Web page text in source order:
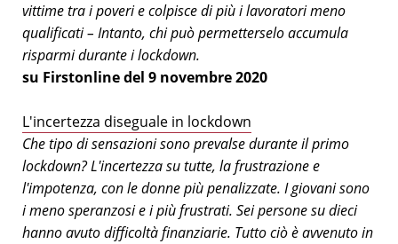
vittime tra i poveri e colpisce di più i lavoratori meno
qualificati – Intanto, chi può permetterselo accumula
risparmi durante i lockdown.
su Firstonline del 9 novembre 2020
L'incertezza diseguale in lockdown
Che tipo di sensazioni sono prevalse durante il primo
lockdown? L'incertezza su tutte, la frustrazione e
l'impotenza, con le donne più penalizzate. I giovani sono
i meno speranzosi e i più frustrati. Sei persone su dieci
hanno avuto difficoltà finanziarie. Tutto ciò è avvenuto in